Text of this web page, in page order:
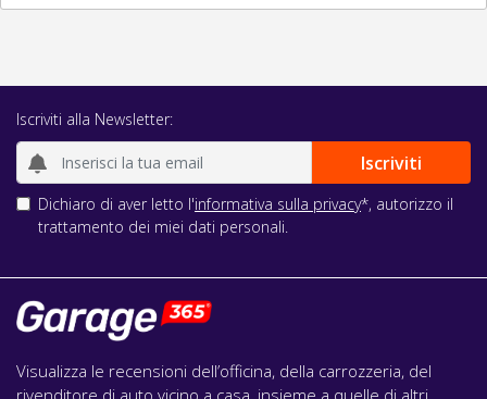
Iscriviti alla Newsletter:
Dichiaro di aver letto l'informativa sulla privacy*, autorizzo il
trattamento dei miei dati personali.
Visualizza le recensioni dell’officina, della carrozzeria, del
rivenditore di auto vicino a casa, insieme a quelle di altri